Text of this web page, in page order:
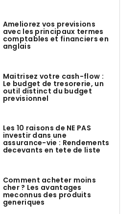
Ameliorez vos previsions
avec les principaux termes
comptables et financiers en
anglais
Maitrisez votre cash-flow :
Le budget de tresorerie, un
outil distinct du budget
previsionnel
Les 10 raisons de NE PAS
investir dans une
assurance-vie : Rendements
decevants en tete de liste
Comment acheter moins
cher ? Les avantages
meconnus des produits
generiques